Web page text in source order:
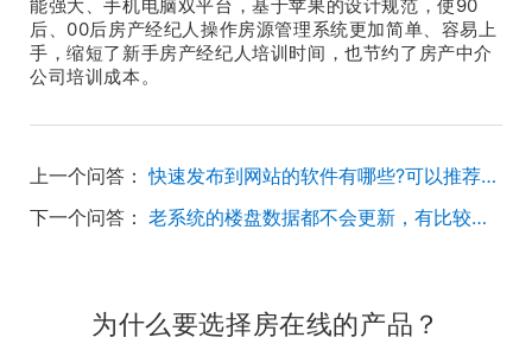
能强大、手机电脑双平台，基于苹果的设计规范，使90
后、00后房产经纪人操作房源管理系统更加简单、容易上
手，缩短了新手房产经纪人培训时间，也节约了房产中介
公司培训成本。
上一个问答：
快速发布到网站的软件有哪些?可以推荐一下吗？
下一个问答：
老系统的楼盘数据都不会更新，有比较好用的房产中介软件可以推荐一下吗？
为什么要选择房在线的产品？